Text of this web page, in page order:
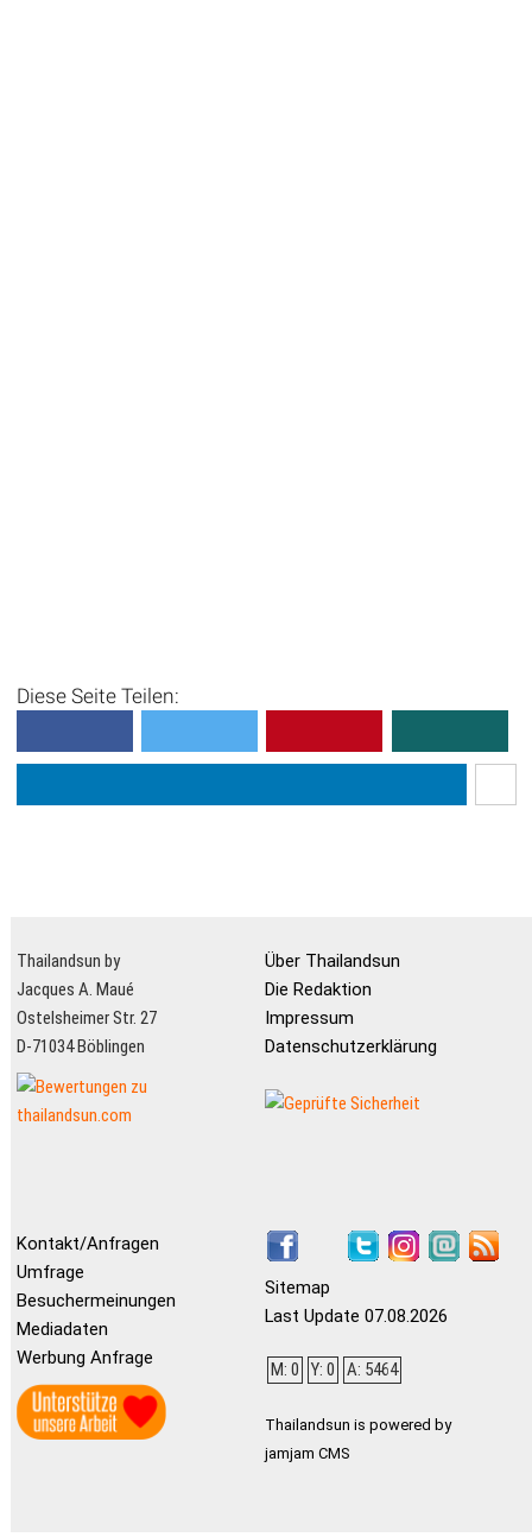
Diese Seite Teilen:
Thailandsun by
Jacques A. Maué
Ostelsheimer Str. 27
D-71034 Böblingen
Über Thailandsun
Die Redaktion
Impressum
Datenschutzerklärung
Kontakt/Anfragen
Umfrage
Besuchermeinungen
Mediadaten
Werbung Anfrage
Sitemap
Last Update 07.08.2026
M: 0 Y: 0 A: 5464
Thailandsun is powered by
jamjam CMS